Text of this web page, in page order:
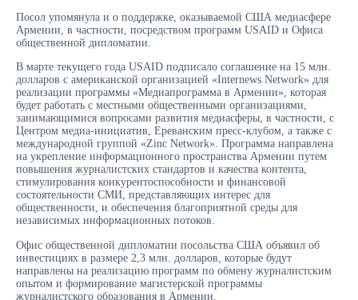
Посол упомянула и о поддержке, оказываемой США медиасфере
Армении, в частности, посредством программ USAID и Офиса
общественной дипломатии.
В марте текущего года USAID подписало соглашение на 15 млн.
долларов с американской организацией «Internews Network» для
реализации программы «Медиапрограмма в Армении», которая
будет работать с местными общественными организациями,
занимающимися вопросами развития медиасферы, в частности, с
Центром медиа-инициатив, Ереванским пресс-клубом, а также с
международной группой «Zinc Network». Программа направлена
на укрепление информационного пространства Армении путем
повышения журналистских стандартов и качества контента,
стимулирования конкурентоспособности и финансовой
состоятельности СМИ, представляющих интерес для
общественности, и обеспечения благоприятной среды для
независимых информационных потоков.
Офис общественной дипломатии посольства США объявил об
инвестициях в размере 2,3 млн. долларов, которые будут
направлены на реализацию программ по обмену журналистским
опытом и формирование магистерской программы
журналистского образования в Армении.